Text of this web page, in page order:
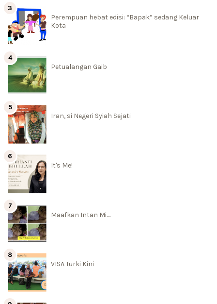
Perempuan hebat edisi: “Bapak” sedang Keluar
Kota
Petualangan Gaib
Iran, si Negeri Syiah Sejati
It's Me!
Maafkan Intan Mi....
VISA Turki Kini